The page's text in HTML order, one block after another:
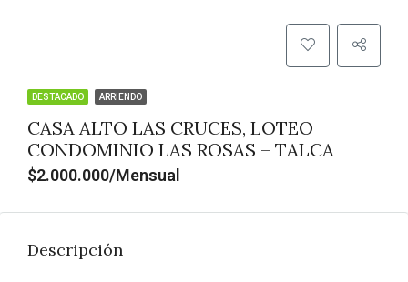
DESTACADO ARRIENDO
CASA ALTO LAS CRUCES, LOTEO
CONDOMINIO LAS ROSAS – TALCA
$2.000.000/Mensual
Descripción